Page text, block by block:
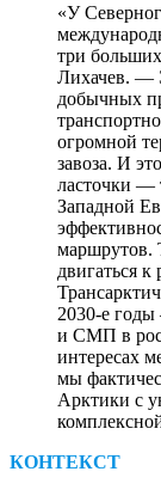
«У
три
Лихачев. —
добычных
огромной
завоза. И
ласточки —
Западной
маршрутов.
двигаться
2030-е годы
и СМП в
интересах
мы
Арктики с
КОНТЕКСТ